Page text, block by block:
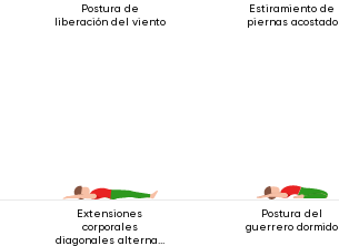
Postura de
liberación del viento
Estiramiento de
piernas acostado
Extensiones
corporales
diagonales alternas
Postura del
guerrero dormido